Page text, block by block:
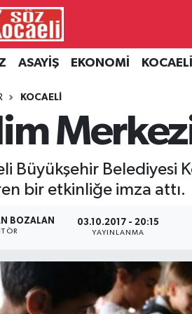
ASAYİŞ EKONOMİ KOCAELİ
KOCAELİ
Büyükşehir Belediyesi
bir etkinliğe imza attı.
BOZALAN 03.10.2017 - 20:15
YAYINLANMA
Eczaneler
Vakitleri
Haritası
Durumu ve Fikstür